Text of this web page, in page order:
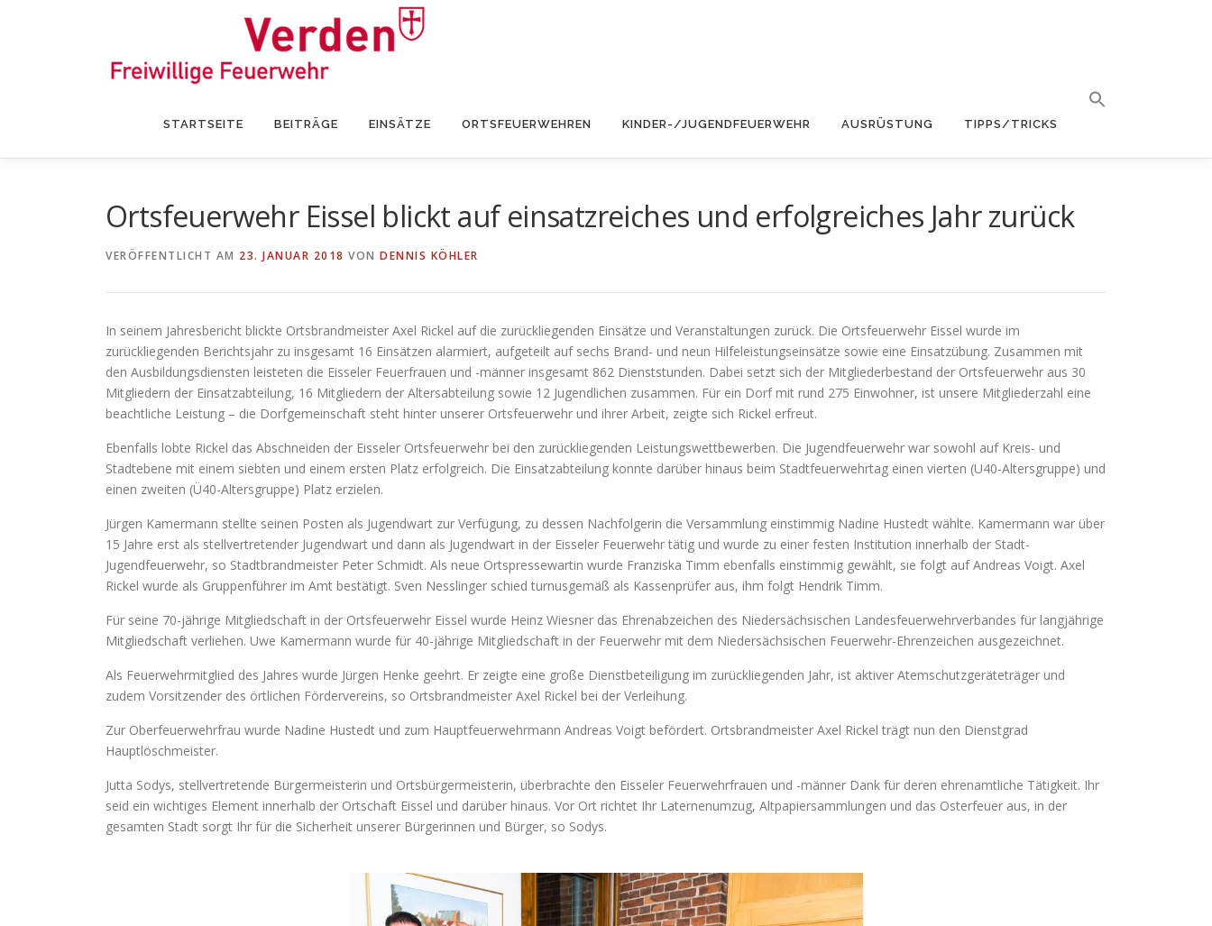
STARTSEITE BEITRÄGE EINSÄTZE ORTSFEUERWEHREN KINDER-/JUGENDFEUERWEHR AUSRÜSTUNG TIPPS/TRICKS
Ortsfeuerwehr Eissel blickt auf einsatzreiches und erfolgreiches Jahr zurück
VERÖFFENTLICHT AM 23. JANUAR 2018 VON DENNIS KÖHLER
In seinem Jahresbericht blickte Ortsbrandmeister Axel Rickel auf die zurückliegenden Einsätze und Veranstaltungen zurück. Die Ortsfeuerwehr Eissel wurde im
zurückliegenden Berichtsjahr zu insgesamt 16 Einsätzen alarmiert, aufgeteilt auf sechs Brand- und neun Hilfeleistungseinsätze sowie eine Einsatzübung. Zusammen mit
den Ausbildungsdiensten leisteten die Eisseler Feuerfrauen und -männer insgesamt 862 Dienststunden. Dabei setzt sich der Mitgliederbestand der Ortsfeuerwehr aus 30
Mitgliedern der Einsatzabteilung, 16 Mitgliedern der Altersabteilung sowie 12 Jugendlichen zusammen. Für ein Dorf mit rund 275 Einwohner, ist unsere Mitgliederzahl eine
beachtliche Leistung – die Dorfgemeinschaft steht hinter unserer Ortsfeuerwehr und ihrer Arbeit, zeigte sich Rickel erfreut.
Ebenfalls lobte Rickel das Abschneiden der Eisseler Ortsfeuerwehr bei den zurückliegenden Leistungswettbewerben. Die Jugendfeuerwehr war sowohl auf Kreis- und
Stadtebene mit einem siebten und einem ersten Platz erfolgreich. Die Einsatzabteilung konnte darüber hinaus beim Stadtfeuerwehrtag einen vierten (U40-Altersgruppe) und
einen zweiten (Ü40-Altersgruppe) Platz erzielen.
Jürgen Kamermann stellte seinen Posten als Jugendwart zur Verfügung, zu dessen Nachfolgerin die Versammlung einstimmig Nadine Hustedt wählte. Kamermann war über
15 Jahre erst als stellvertretender Jugendwart und dann als Jugendwart in der Eisseler Feuerwehr tätig und wurde zu einer festen Institution innerhalb der Stadt-
Jugendfeuerwehr, so Stadtbrandmeister Peter Schmidt. Als neue Ortspressewartin wurde Franziska Timm ebenfalls einstimmig gewählt, sie folgt auf Andreas Voigt. Axel
Rickel wurde als Gruppenführer im Amt bestätigt. Sven Nesslinger schied turnusgemäß als Kassenprüfer aus, ihm folgt Hendrik Timm.
Für seine 70-jährige Mitgliedschaft in der Ortsfeuerwehr Eissel wurde Heinz Wiesner das Ehrenabzeichen des Niedersächsischen Landesfeuerwehrverbandes für langjährige
Mitgliedschaft verliehen. Uwe Kamermann wurde für 40-jährige Mitgliedschaft in der Feuerwehr mit dem Niedersächsischen Feuerwehr-Ehrenzeichen ausgezeichnet.
Als Feuerwehrmitglied des Jahres wurde Jürgen Henke geehrt. Er zeigte eine große Dienstbeteiligung im zurückliegenden Jahr, ist aktiver Atemschutzgeräteträger und
zudem Vorsitzender des örtlichen Fördervereins, so Ortsbrandmeister Axel Rickel bei der Verleihung.
Zur Oberfeuerwehrfrau wurde Nadine Hustedt und zum Hauptfeuerwehrmann Andreas Voigt befördert. Ortsbrandmeister Axel Rickel trägt nun den Dienstgrad
Hauptlöschmeister.
Jutta Sodys, stellvertretende Bürgermeisterin und Ortsbürgermeisterin, überbrachte den Eisseler Feuerwehrfrauen und -männer Dank für deren ehrenamtliche Tätigkeit. Ihr
seid ein wichtiges Element innerhalb der Ortschaft Eissel und darüber hinaus. Vor Ort richtet Ihr Laternenumzug, Altpapiersammlungen und das Osterfeuer aus, in der
gesamten Stadt sorgt Ihr für die Sicherheit unserer Bürgerinnen und Bürger, so Sodys.